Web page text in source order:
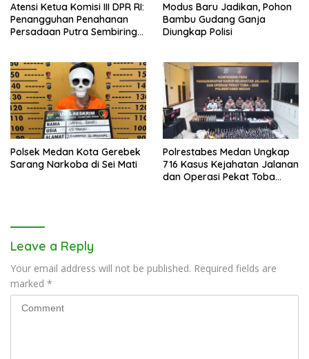
Atensi Ketua Komisi III DPR RI:
Penangguhan Penahanan
Persadaan Putra Sembiring
Modus Baru Jadikan, Pohon
Bambu Gudang Ganja
Diungkap Polisi
Polsek Medan Kota Gerebek
Sarang Narkoba di Sei Mati
Polrestabes Medan Ungkap
716 Kasus Kejahatan Jalanan
dan Operasi Pekat Toba
Leave a Reply
Your email address will not be published. Required fields are
marked *